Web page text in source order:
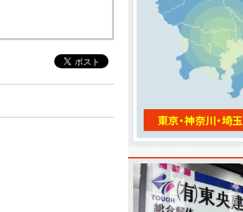
東京・神奈川・埼玉